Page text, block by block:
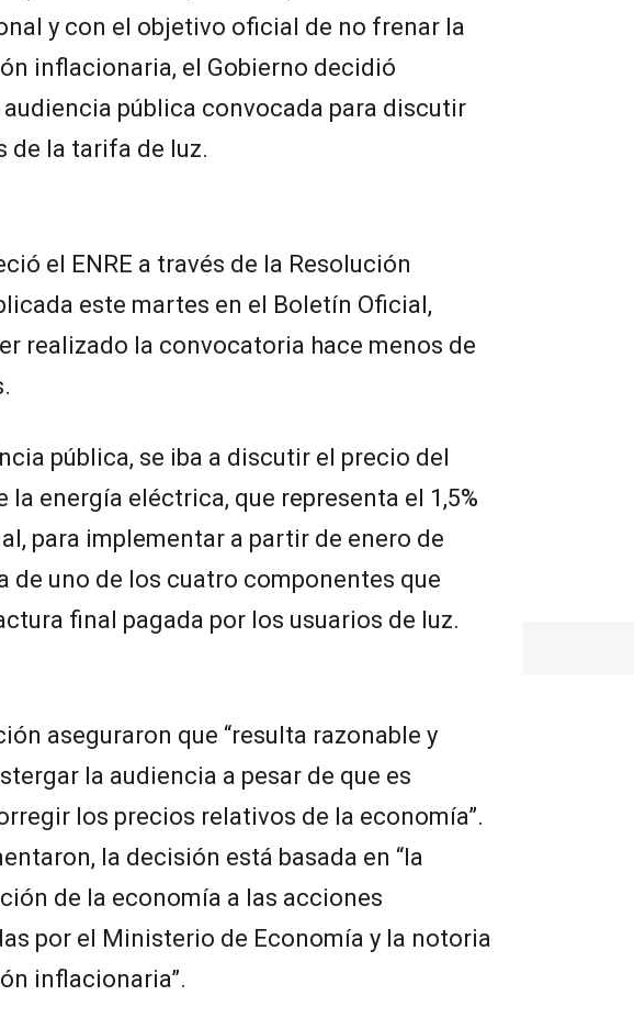
y con el objetivo oficial de no frenar la
inflacionaria, el Gobierno decidió
audiencia pública convocada para discutir
de la tarifa de luz.
el ENRE a través de la Resolución
este martes en el Boletín Oficial,
realizado la convocatoria hace menos de
pública, se iba a discutir el precio del
la energía eléctrica, que representa el 1,5%
para implementar a partir de enero de
de uno de los cuatro componentes que
final pagada por los usuarios de luz.
aseguraron que “resulta razonable y
la audiencia a pesar de que es
los precios relativos de la economía”.
la decisión está basada en “la
de la economía a las acciones
por el Ministerio de Economía y la notoria
inflacionaria”.